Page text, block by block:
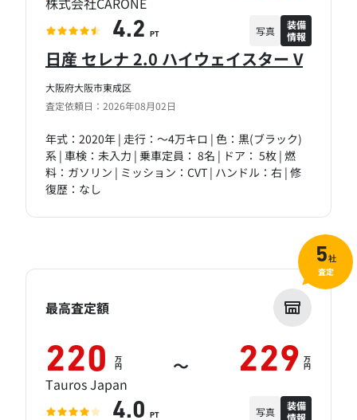
大阪府大阪市東成区
査定依頼日：2026年08月02日
日産 セレナ 2.0 ハイウェイスター V
年式：2020年 | 走行：～4万キロ | 色：黒(ブラック)
系 | 車検：未入力 | 乗車定員： 8名 | ドア： 5枚 | 燃
料：ガソリン | ミッション：CVT | ハンドル：右 | 修
復歴：なし
4.2 PT 写真
装備
情報
最高査定額
220 万
円 ～ 229 万
円
Tauros Japan
4.0 PT 写真
装備
5社
査定